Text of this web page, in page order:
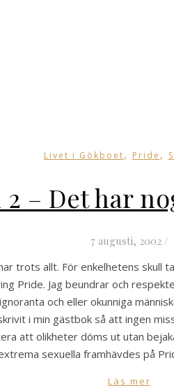
Livet i Gökboet, Pride ,
2 – Det har
7 augusti, 2002 /
trots allt. För enkelhetens skull
Pride. Jag beundrar och
och eller okunniga
i min gästbok så att ingen
att olikheter döms ut utan
sexuella framhävdes på
Läs mer